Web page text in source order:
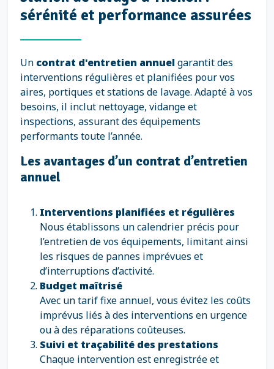
sérénité et performance assurées
Un contrat d'entretien annuelgarantit des
interventions régulières et planifiées pour vos
aires, portiques et stations de lavage. Adapté à vos
besoins, il inclut nettoyage, vidange et
inspections, assurant des équipements
performants toute l’année.
Les avantages d’un contrat d’entretien
annuel
Interventions planifiées et régulières
Nous établissons un calendrier précis pour
l’entretien de vos équipements, limitant ainsi
les risques de pannes imprévues et
d’interruptions d’activité.
Budget maîtrisé
Avec un tarif fixe annuel, vous évitez les coûts
imprévus liés à des interventions en urgence
ou à des réparations coûteuses.
Suivi et traçabilité des prestations
Chaque intervention est enregistrée et